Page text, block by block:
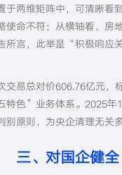
于两维矩阵中，可清晰
命不符；从横轴看，房
所言，此举是“积极响应
交易总对价606.76亿元，
色”业务体系。2025年
原则，为央企清理无关
三、对国企健